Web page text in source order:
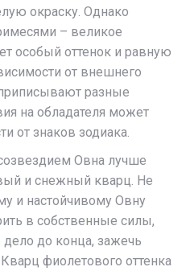
окраску. Однако
– великое
особый оттенок и равную
от внешнего
разные
на обладателя может
от знаков зодиака.
Овна лучше
и снежный кварц. Не
и настойчивому Овну
в собственные силы,
дело до конца, зажечь
фиолетового оттенка